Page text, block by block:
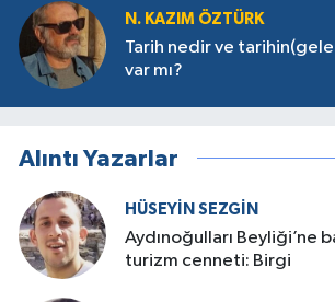
N. KAZIM ÖZTÜRK
Tarih nedir ve
var mı?
Alıntı Yazarlar
HÜSEYIN SEZGIN
Aydınoğulları Beyliği’ne
turizm cenneti: Birgi